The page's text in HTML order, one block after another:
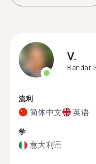
V.
Bandar
流利
简体中文 英语
学
意大利语